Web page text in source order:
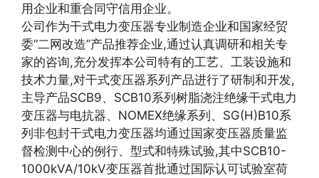
用企业和重合同守信用企业。
公司作为干式电力变压器专业制造企业和国家经贸
委“二网改造”产品推荐企业,通过认真调研和相关专
家的咨询,充分发挥本公司特有的工艺、工装设施和
技术力量,对干式变压器系列产品进行了研制和开发,
主导产品SCB9、SCB10系列树脂浇注绝缘干式电力
变压器与电抗器、NOMEX绝缘系列、SG(H)B10系
列非包封干式电力变压器均通过国家变压器质量监
督检测中心的例行、型式和特殊试验,其中SCB10-
1000kVA/10kV变压器首批通过国际认可试验室荷